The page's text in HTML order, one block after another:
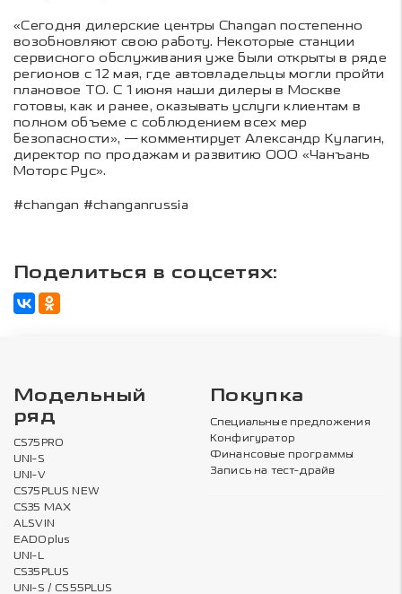
«Сегодня дилерские центры Changan постепенно
возобновляют свою работу. Некоторые станции
сервисного обслуживания уже были открыты в ряде
регионов с 12 мая, где автовладельцы могли пройти
плановое ТО. С 1 июня наши дилеры в Москве
готовы, как и ранее, оказывать услуги клиентам в
полном объеме с соблюдением всех мер
безопасности», — комментирует Александр Кулагин,
директор по продажам и развитию ООО «Чанъань
Моторс Рус».
#changan #changanrussia
Поделиться в соцсетях:
Модельный
ряд
CS75PRO
UNI-S
UNI-V
CS75PLUS NEW
CS35 MAX
ALSVIN
EADOplus
UNI-L
CS35PLUS
UNI-S / CS55PLUS
Покупка
Специальные предложения
Конфигуратор
Финансовые программы
Запись на тест-драйв